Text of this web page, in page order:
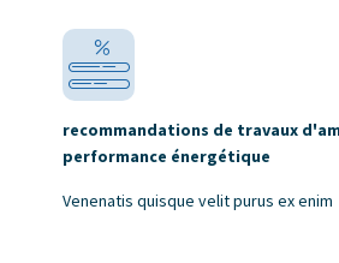
recommandations de travaux
performance énergétique
Venenatis quisque velit purus ex enim